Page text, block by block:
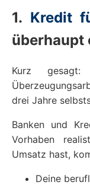
1. Kredit
überhaupt
Kurz
drei Jahre
Banken und
Vorhaben
Umsatz hast,
Deine